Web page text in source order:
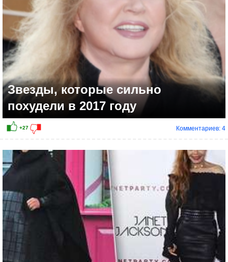
Звезды, которые сильно
похудели в 2017 году
Комментариев: 4